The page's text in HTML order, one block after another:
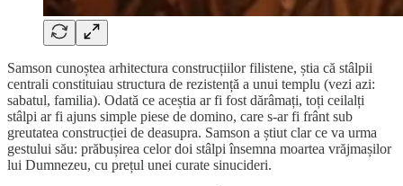
Samson cunoștea arhitectura construcțiilor filistene, știa că stâlpii
centrali constituiau structura de rezistență a unui templu (vezi azi:
sabatul, familia). Odată ce aceștia ar fi fost dărâmați, toți ceilalți
stâlpi ar fi ajuns simple piese de domino, care s-ar fi frânt sub
greutatea construcției de deasupra. Samson a știut clar ce va urma
gestului său: prăbușirea celor doi stâlpi însemna moartea vrăjmașilor
lui Dumnezeu, cu prețul unei curate sinucideri.